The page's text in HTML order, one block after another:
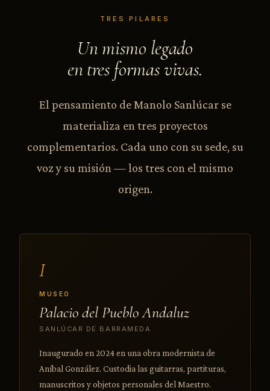
TRES PILARES
Un mismo legado
en tres formas vivas.
El pensamiento de Manolo Sanlúcar se
materializa en tres proyectos
complementarios. Cada uno con su sede, su
voz y su misión — los tres con el mismo
origen.
I
MUSEO
Palacio del Pueblo Andaluz
SANLÚCAR DE BARRAMEDA
Inaugurado en 2024 en una obra modernista de
Aníbal González. Custodia las guitarras, partituras,
manuscritos y objetos personales del Maestro.